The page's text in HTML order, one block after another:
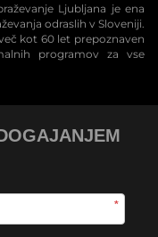
Ljubljana je ena
odraslih v Sloveniji.
kot 60 let prepoznaven
programov za vse
*